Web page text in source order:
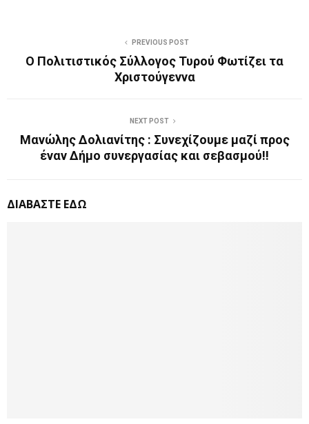
PREVIOUS POST
Ο Πολιτιστικός Σύλλογος Τυρού Φωτίζει τα
Χριστούγεννα
NEXT POST
Μανώλης Δολιανίτης : Συνεχίζουμε μαζί προς
έναν Δήμο συνεργασίας και σεβασμού!!
ΔΙΑΒΑΣΤΕ ΕΔΩ